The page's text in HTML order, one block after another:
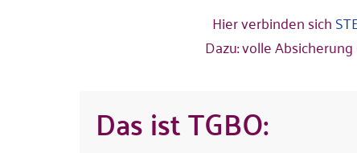
Hier verbinden sich
Dazu: volle
Das ist TGBO: